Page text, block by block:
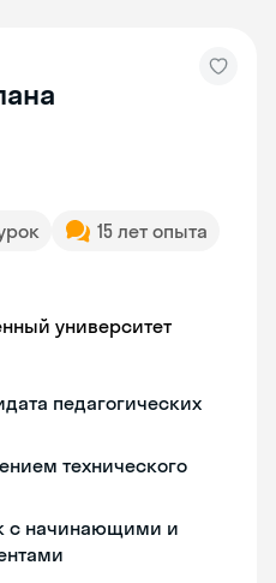
15 лет опыта
университет
педагогических
технического
с начинающими и